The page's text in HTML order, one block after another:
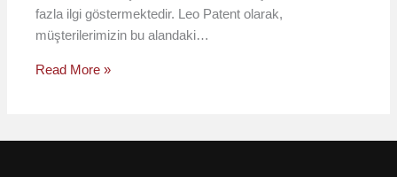
fazla ilgi göstermektedir. Leo Patent olarak,
müşterilerimizin bu alandaki…
Read More »